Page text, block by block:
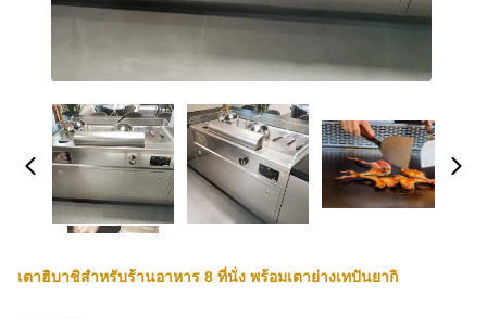
เตาฮิบาชิสำหรับร้านอาหาร 8 ที่นั่ง พร้อมเตาย่างเทปันยากิ